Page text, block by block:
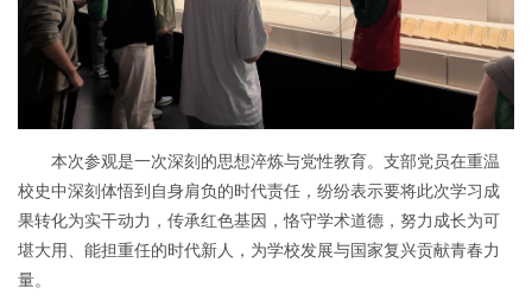
本次参观是一次深刻的思想淬炼与党性教育。支部党员在重温
校史中深刻体悟到自身肩负的时代责任，纷纷表示要将此次学习成
果转化为实干动力，传承红色基因，恪守学术道德，努力成长为可
堪大用、能担重任的时代新人，为学校发展与国家复兴贡献青春力
量。